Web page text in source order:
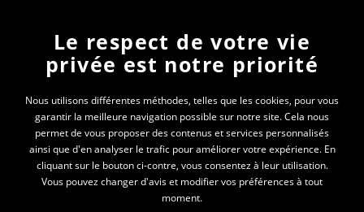
Newsletter
En vous inscrivant à la newsletter, vous recevrez
toutes les actualités des PEP 69
Votre e-mail*
Le respect de votre vie
privée est notre priorité
Nous utilisons différentes méthodes, telles que les cookies, pour vous
garantir la meilleure navigation possible sur notre site. Cela nous
permet de vous proposer des contenus et services personnalisés
ainsi que d'en analyser le trafic pour améliorer votre expérience. En
cliquant sur le bouton ci-contre, vous consentez à leur utilisation.
Vous pouvez changer d'avis et modifier vos préférences à tout
moment.